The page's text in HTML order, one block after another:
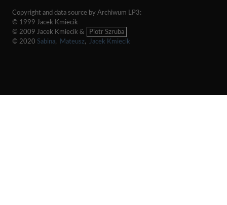
Copyright and data source by Archiwum LP3:
© 1999 Jacek Kmiecik
© 2009 Jacek Kmiecik &
Piotr Szruba
© 2020 Sabina, Mateusz, Jacek Kmiecik